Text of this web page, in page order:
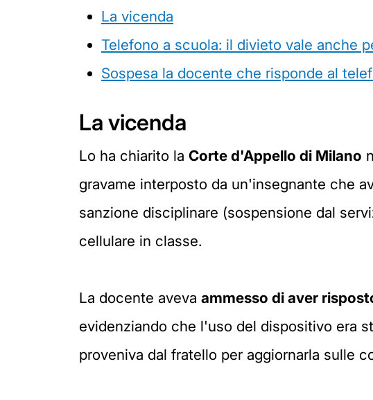
La vicenda
Telefono a scuola: il divieto vale anche
Sospesa la docente che risponde al
La vicenda
Lo ha chiarito la Corte d'Appello di Milano
gravame interposto da un'insegnante che
sanzione disciplinare (sospensione dal
cellulare in classe.
La docente aveva ammesso di aver
evidenziando che l'uso del dispositivo era
proveniva dal fratello per aggiornarla sulle